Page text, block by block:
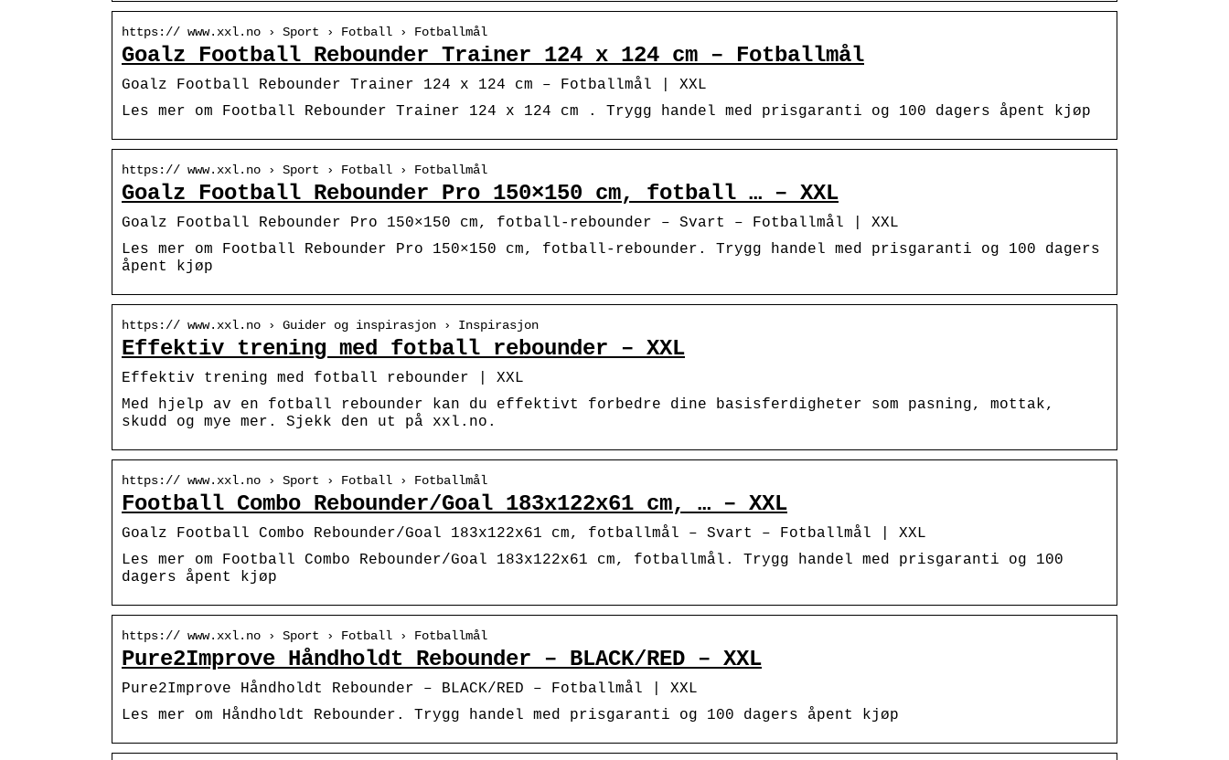
https:// www.xxl.no › Sport › Fotball › Fotballmål
Goalz Football Rebounder Trainer 124 x 124 cm – Fotballmål
Goalz Football Rebounder Trainer 124 x 124 cm – Fotballmål | XXL
Les mer om Football Rebounder Trainer 124 x 124 cm . Trygg handel med prisgaranti og 100 dagers åpent kjøp
https:// www.xxl.no › Sport › Fotball › Fotballmål
Goalz Football Rebounder Pro 150×150 cm, fotball … – XXL
Goalz Football Rebounder Pro 150×150 cm, fotball-rebounder – Svart – Fotballmål | XXL
Les mer om Football Rebounder Pro 150×150 cm, fotball-rebounder. Trygg handel med prisgaranti og 100 dagers
åpent kjøp
https:// www.xxl.no › Guider og inspirasjon › Inspirasjon
Effektiv trening med fotball rebounder – XXL
Effektiv trening med fotball rebounder | XXL
Med hjelp av en fotball rebounder kan du effektivt forbedre dine basisferdigheter som pasning, mottak,
skudd og mye mer. Sjekk den ut på xxl.no.
https:// www.xxl.no › Sport › Fotball › Fotballmål
Football Combo Rebounder/Goal 183x122x61 cm, … – XXL
Goalz Football Combo Rebounder/Goal 183x122x61 cm, fotballmål – Svart – Fotballmål | XXL
Les mer om Football Combo Rebounder/Goal 183x122x61 cm, fotballmål. Trygg handel med prisgaranti og 100
dagers åpent kjøp
https:// www.xxl.no › Sport › Fotball › Fotballmål
Pure2Improve Håndholdt Rebounder – BLACK/RED – XXL
Pure2Improve Håndholdt Rebounder – BLACK/RED – Fotballmål | XXL
Les mer om Håndholdt Rebounder. Trygg handel med prisgaranti og 100 dagers åpent kjøp